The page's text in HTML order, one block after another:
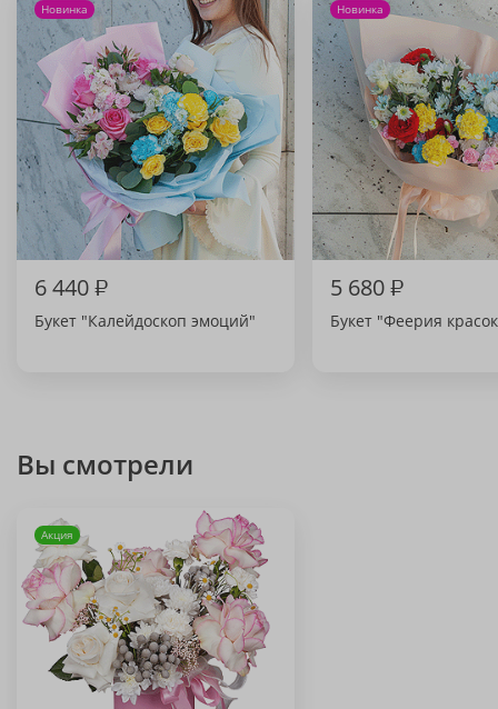
Новинка
6 440₽
Букет "Калейдоскоп эмоций"
Новинка
5 680₽
Букет "Феерия
Вы смотрели
Акция